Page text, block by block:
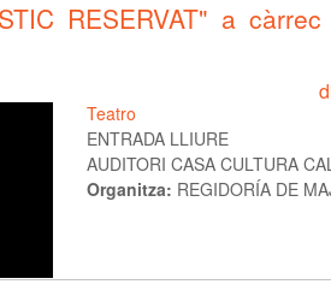
RESERVAT" a
Teatro
ENTRADA LLIURE
AUDITORI CASA CULTURA
Organitza: REGIDORÍA DE